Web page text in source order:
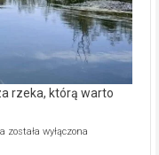
rzeka, którą warto
Ekologiczne
została wyłączona